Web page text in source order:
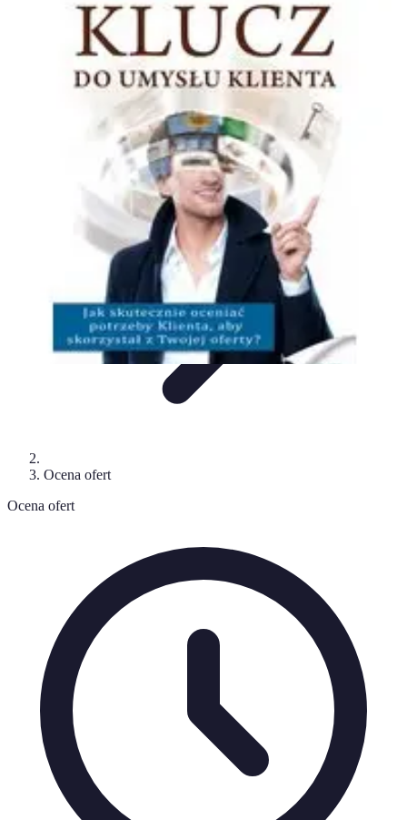
Oferty Zakupowe
Analiza ofert Tendencje zakupowe
Porady
Porady Zakupowe
Oferty Zakupowe
Ocena ofert
Ocena ofert